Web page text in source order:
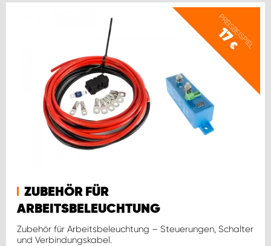
PREISBEISPIEL
17
€
ZUBEHÖR FÜR
ARBEITSBELEUCHTUNG
Zubehör für Arbeitsbeleuchtung – Steuerungen, Schalter
und Verbindungskabel.